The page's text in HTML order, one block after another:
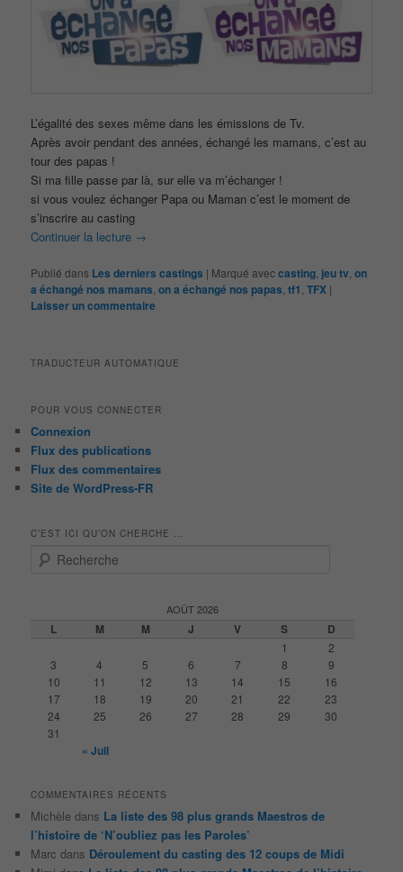
L’égalité des sexes même dans les émissions de Tv.
Après avoir pendant des années, échangé les mamans, c’est au
tour des papas !
Si ma fille passe par là, sur elle va m’échanger !
si vous voulez échanger Papa ou Maman c’est le moment de
s’inscrire au casting
Continuer la lecture →
Publié dans Les derniers castings | Marqué aveccasting jeu tv ,on
a échangé nos mamans ,on a échangé nos papas ,tf1 ,TFX |
Laisser un commentaire
TRADUCTEUR AUTOMATIQUE
POUR VOUS CONNECTER
Connexion
Flux des publications
Flux des commentaires
Site de WordPress-FR
C’EST ICI QU’ON CHERCHE …
AOÛT 2026
L M M J V S D
1
2
3
4 5 6 7 8
9
10
11 12 13 14 15
16
17
18 19 20 21 22
23
24
25 26 27 28 29
30
31
« Juil
COMMENTAIRES RÉCENTS
Michèle dans La liste des 98 plus grands Maestros de
l’histoire de ‘N’oubliez pas les Paroles’
Marc dans Déroulement du casting des 12 coups de Midi